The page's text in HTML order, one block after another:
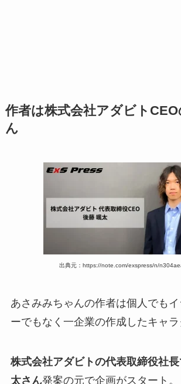
作者は株式会社アダビトCEO
ん
出典元：https://note.com/exspress/n/
あさみみちゃんの作者は個人でも
ーでもなく一企業の作成したキャラ
株式会社アダビトの代表取締役社
太さん発案の元で企画がスタート。